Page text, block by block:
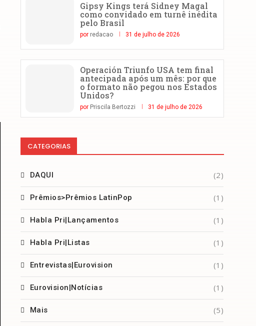
Gipsy Kings terá Sidney Magal
como convidado em turnê inédita
pelo Brasil
por redacao 31 de julho de 2026
Operación Triunfo USA tem final
antecipada após um mês: por que
o formato não pegou nos Estados
Unidos?
por Priscila Bertozzi 31 de julho de 2026
CATEGORIAS
DAQUI (2)
Prêmios>Prêmios LatinPop (1)
Habla Pri|Lançamentos (1)
Habla Pri|Listas (1)
Entrevistas|Eurovision (1)
Eurovision|Notícias (1)
Mais (5)